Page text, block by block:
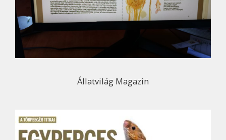
Állatvilág Magazin